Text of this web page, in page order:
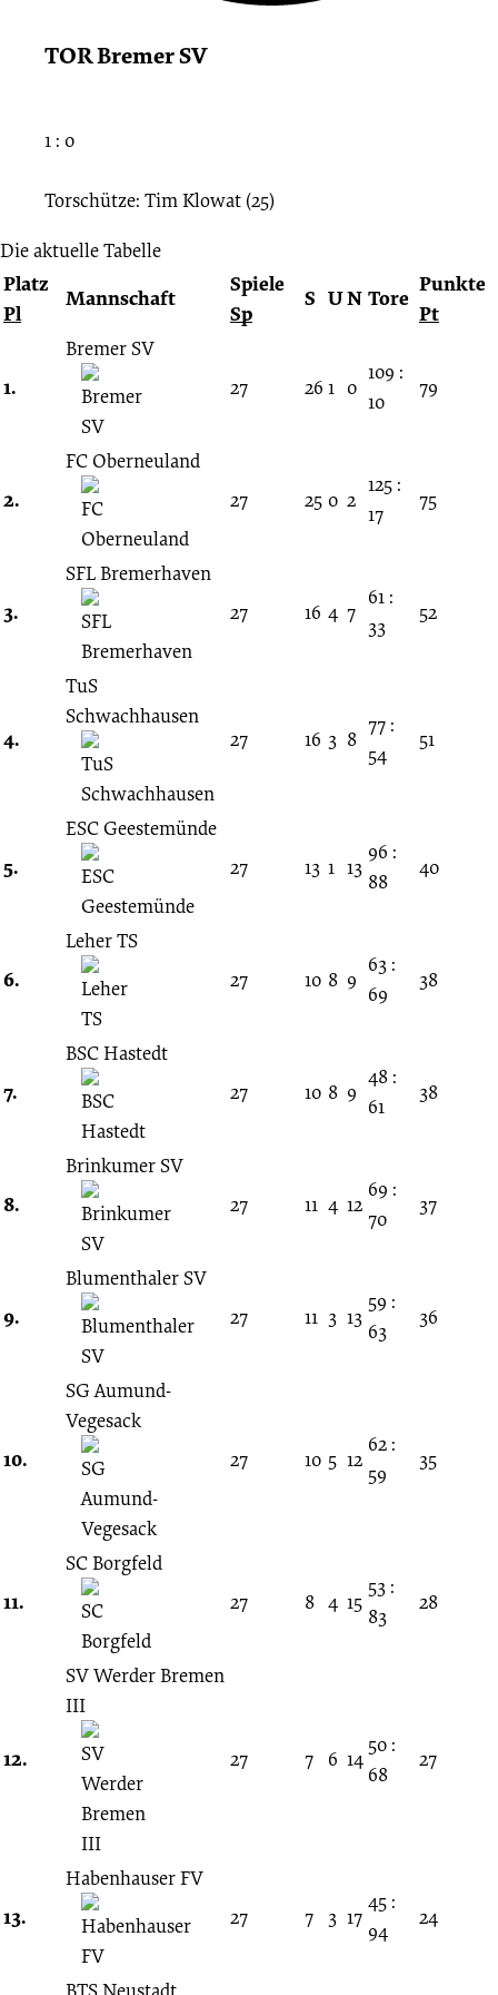
TOR Bremer SV
1 : 0
Torschütze: Tim Klowat (25)
Die aktuelle Tabelle
Platz
Pl
Mannschaft
Spiele
Sp
S UN Tore
Punkte
Pt
1.
Bremer SV
27
26 1 0
109 :
10
79
2.
FC Oberneuland
27
25 0 2
125 :
17
75
3.
SFL Bremerhaven
27
16 4 7
61 :
33
52
4.
TuS
Schwachhausen
27
16 3 8
77 :
54
51
5.
ESC Geestemünde
27
13 1 13
96 :
88
40
6.
Leher TS
27
10 8 9
63 :
69
38
7.
BSC Hastedt
27
10 8 9
48 :
61
38
8.
Brinkumer SV
27
11 4 12
69 :
70
37
9.
Blumenthaler SV
27
11 3 13
59 :
63
36
10.
SG Aumund-
Vegesack
27
10 5 12
62 :
59
35
11.
SC Borgfeld
27
8 4 15
53 :
83
28
12.
SV Werder Bremen
III
27 7 6 14
50 :
68
27
13.
Habenhauser FV
27
7 3 17
45 :
94
24